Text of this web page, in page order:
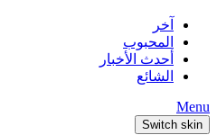
آخر
المحبوب
أحدث الأخبار
الشائع
Menu
Switch skin